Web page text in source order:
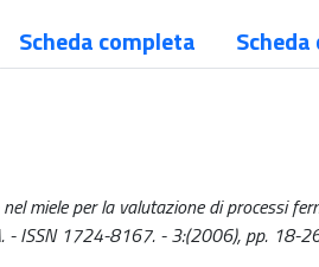
Scheda completa
miele per la valutazione di processi
- ISSN 1724-8167. - 3:(2006), pp. 18-